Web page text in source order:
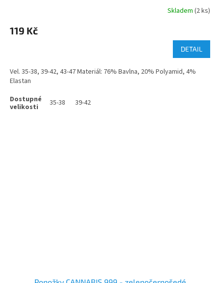
Skladem (2 ks)
119 Kč
DETAIL
Vel. 35-38, 39-42, 43-47 Materiál: 76% Bavlna, 20% Polyamid, 4%
Elastan
35-38 39-42